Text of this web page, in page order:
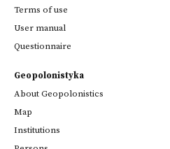
Terms of use
User manual
Questionnaire
Geopolonistyka
About Geopolonistics
Map
Institutions